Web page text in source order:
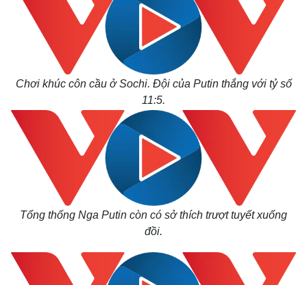
Bóng đá
Lịch thi đấu bóng đá
Ô tô
Xe máy
Chơi khúc côn cầu ở Sochi. Đội của Putin thắng với tỷ số
11:5.
Tổng thống Nga Putin còn có sở thích trượt tuyết xuống
đồi.